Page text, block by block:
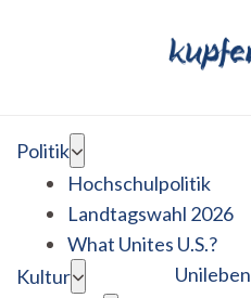
Politik
Hochschulpolitik
Landtagswahl 2026
What Unites U.S.?
Kultur
Unileben